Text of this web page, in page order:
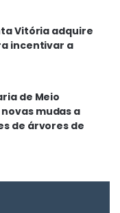
Vitória adquire
incentivar a
de Meio
mudas a
de árvores de